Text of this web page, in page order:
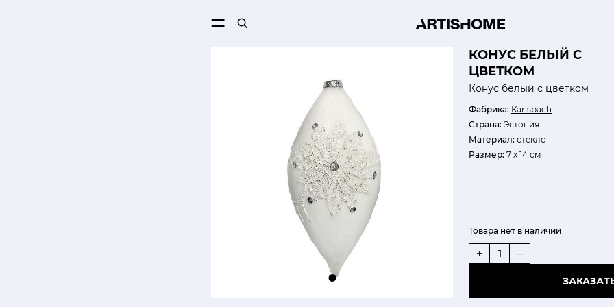
КОНУС БЕЛЫЙ С
ЦВЕТКОМ
Конус белый с цветком
Фабрика: Кarlsbach
Страна: Эстония
Материал: стекло
Размер: 7 х 14 см
Товара нет в наличии
+ –